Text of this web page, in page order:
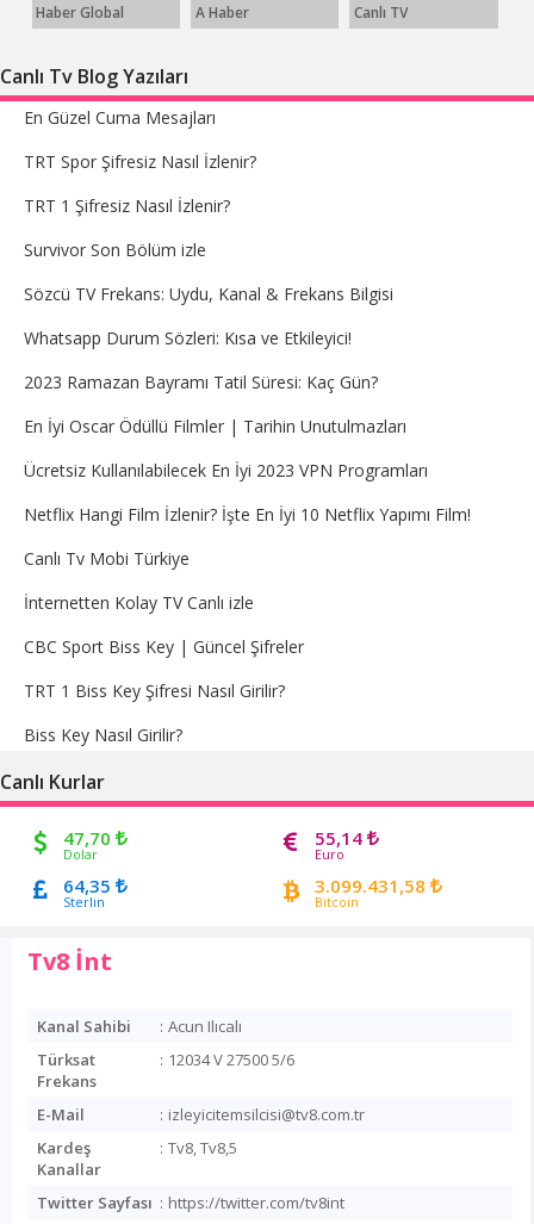
Haber Global A Haber Canlı TV
Canlı Tv Blog Yazıları
En Güzel Cuma Mesajları
TRT Spor Şifresiz Nasıl İzlenir?
TRT 1 Şifresiz Nasıl İzlenir?
Survivor Son Bölüm izle
Sözcü TV Frekans: Uydu, Kanal & Frekans Bilgisi
Whatsapp Durum Sözleri: Kısa ve Etkileyici!
2023 Ramazan Bayramı Tatil Süresi: Kaç Gün?
En İyi Oscar Ödüllü Filmler | Tarihin Unutulmazları
Ücretsiz Kullanılabilecek En İyi 2023 VPN Programları
Netflix Hangi Film İzlenir? İşte En İyi 10 Netflix Yapımı Film!
Canlı Tv Mobi Türkiye
İnternetten Kolay TV Canlı izle
CBC Sport Biss Key | Güncel Şifreler
TRT 1 Biss Key Şifresi Nasıl Girilir?
Biss Key Nasıl Girilir?
Canlı Kurlar
47,70
Dolar
55,14
Euro
64,35
Sterlin
3.099.431,58
Bitcoin
Tv8 İnt
Kanal Sahibi : Acun Ilıcalı
Türksat
Frekans
: 12034 V 27500 5/6
E-Mail : izleyicitemsilcisi@tv8.com.tr
Kardeş
Kanallar
: Tv8, Tv8,5
Twitter Sayfası : https://twitter.com/tv8int